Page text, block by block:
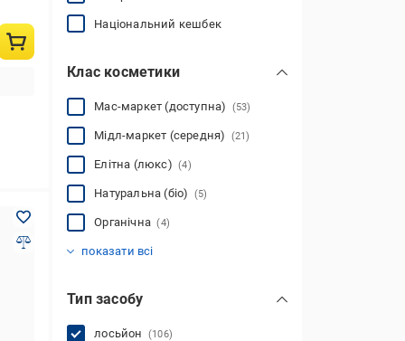
Національний кешбек
Клас косметики
Мас-маркет (доступна) (53)
Мідл-маркет (середня) (21)
Елітна (люкс)(4)
Натуральна (біо) (5)
Органічна(4)
показати всі
Тип засобу
лосьйон (106)